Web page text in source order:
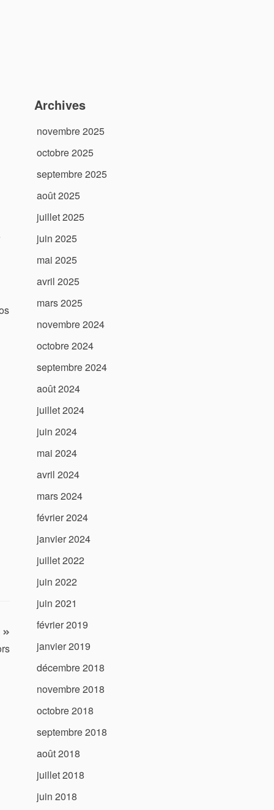
Archives
novembre 2025
octobre 2025
septembre 2025
août 2025
juillet 2025
juin 2025
mai 2025
avril 2025
mars 2025
novembre 2024
octobre 2024
septembre 2024
août 2024
juillet 2024
juin 2024
mai 2024
avril 2024
mars 2024
février 2024
janvier 2024
juillet 2022
juin 2022
juin 2021
février 2019
janvier 2019
décembre 2018
novembre 2018
octobre 2018
septembre 2018
août 2018
juillet 2018
juin 2018